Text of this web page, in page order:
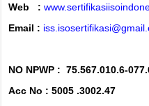
Web :
Email :
NO NPWP : 75.567.010.6-
Acc No : 5005 .3002.47